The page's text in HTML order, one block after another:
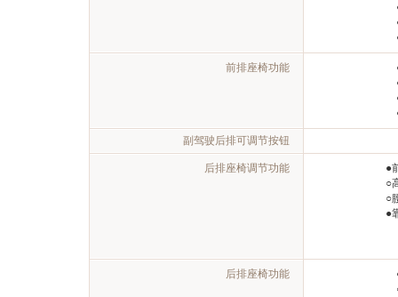
前排座椅功能
副驾驶后排可调节按钮
后排座椅调节功能
●
○
○
●
后排座椅功能